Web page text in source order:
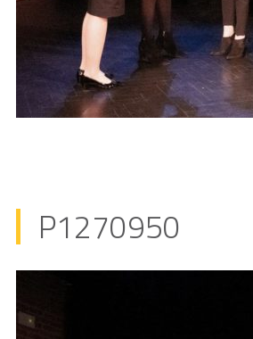
P1270950